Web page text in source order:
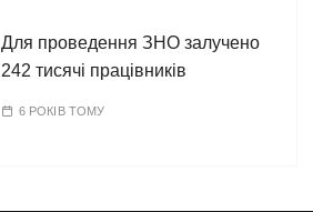
Для проведення ЗНО залучено
242 тисячі працівників
6 РОКІВ ТОМУ